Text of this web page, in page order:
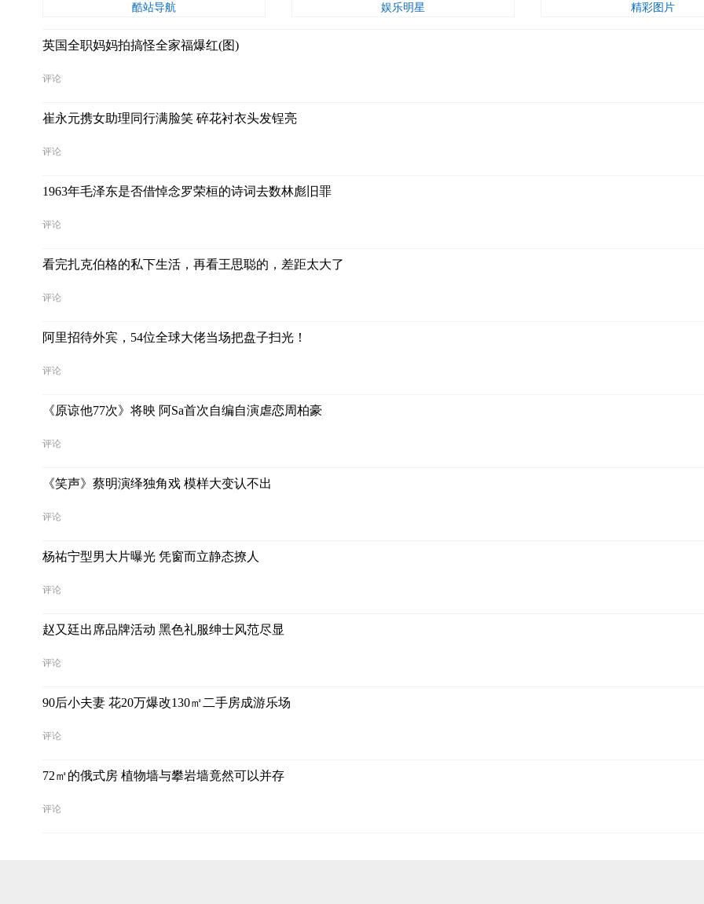
酷站导航 娱乐明星 精彩图片
英国全职妈妈拍搞怪全家福爆红(图)
评论
崔永元携女助理同行满脸笑 碎花衬衣头发锃亮
评论
1963年毛泽东是否借悼念罗荣桓的诗词去数林彪旧罪
评论
看完扎克伯格的私下生活，再看王思聪的，差距太大了
评论
阿里招待外宾，54位全球大佬当场把盘子扫光！
评论
《原谅他77次》将映 阿Sa首次自编自演虐恋周柏豪
评论
《笑声》蔡明演绎独角戏 模样大变认不出
评论
杨祐宁型男大片曝光 凭窗而立静态撩人
评论
赵又廷出席品牌活动 黑色礼服绅士风范尽显
评论
90后小夫妻 花20万爆改130㎡二手房成游乐场
评论
72㎡的俄式房 植物墙与攀岩墙竟然可以并存
评论